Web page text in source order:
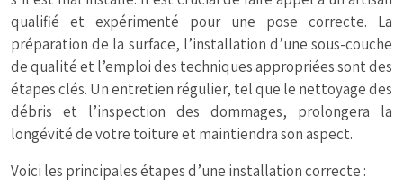
qualifié et expérimenté pour une pose correcte. La
préparation de la surface, l’installation d’une sous-couche
de qualité et l’emploi des techniques appropriées sont des
étapes clés. Un entretien régulier, tel que le nettoyage des
débris et l’inspection des dommages, prolongera la
longévité de votre toiture et maintiendra son aspect.
Voici les principales étapes d’une installation correcte :